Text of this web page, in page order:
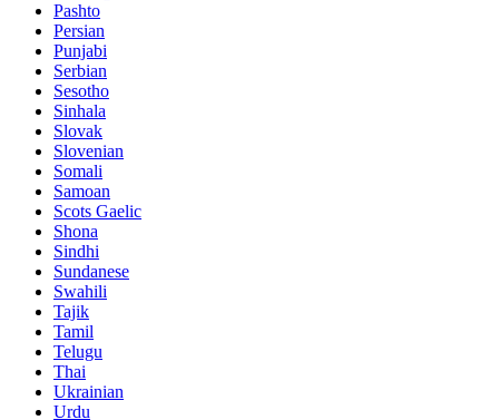
Pashto
Persian
Punjabi
Serbian
Sesotho
Sinhala
Slovak
Slovenian
Somali
Samoan
Scots Gaelic
Shona
Sindhi
Sundanese
Swahili
Tajik
Tamil
Telugu
Thai
Ukrainian
Urdu